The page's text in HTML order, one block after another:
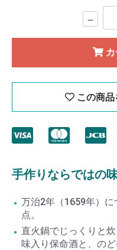
－
この商
手作りならではの
万治2年（1659年）
点。
直火鍋でじっくりと
味入り保命酒と、の